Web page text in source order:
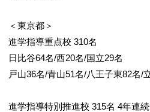
＜東京都＞
進学指導重点校 310名
日比谷64名/西20名/国立29名
戸山36名/青山51名/八王子東82名/
進学指導特別推進校 315名 4年連